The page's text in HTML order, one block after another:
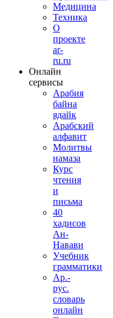
Медицина
Техника
О
проекте
ar-
ru.ru
Онлайн
сервисы
Арабия
байна
ядайк
Арабский
алфавит
Молитвы
намаза
Курс
чтения
и
письма
40
хадисов
Ан-
Навави
Учебник
грамматики
Ар.-
рус.
словарь
онлайн